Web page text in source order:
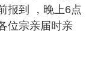
报到 ，晚上6点
位宗亲届时亲